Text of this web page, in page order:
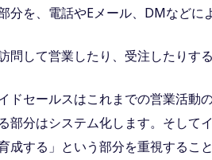
分を、電話やEメール、DMなどに
問して営業したり、受注したりす
ドセールスはこれまでの営業活動
部分はシステム化します。そして
成する」という部分を重視すること